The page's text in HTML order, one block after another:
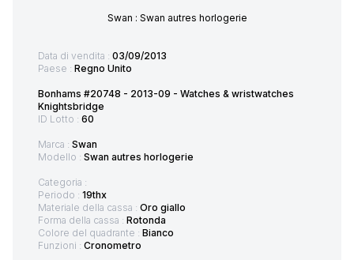
Swan : Swan autres horlogerie
Data di vendita : 03/09/2013
Paese : Regno Unito
Bonhams #20748 - 2013-09 - Watches & wristwatches
Knightsbridge
ID Lotto : 60
Marca : Swan
Modello : Swan autres horlogerie
Categoria :
Periodo : 19thx
Materiale della cassa : Oro giallo
Forma della cassa : Rotonda
Colore del quadrante : Bianco
Funzioni : Cronometro